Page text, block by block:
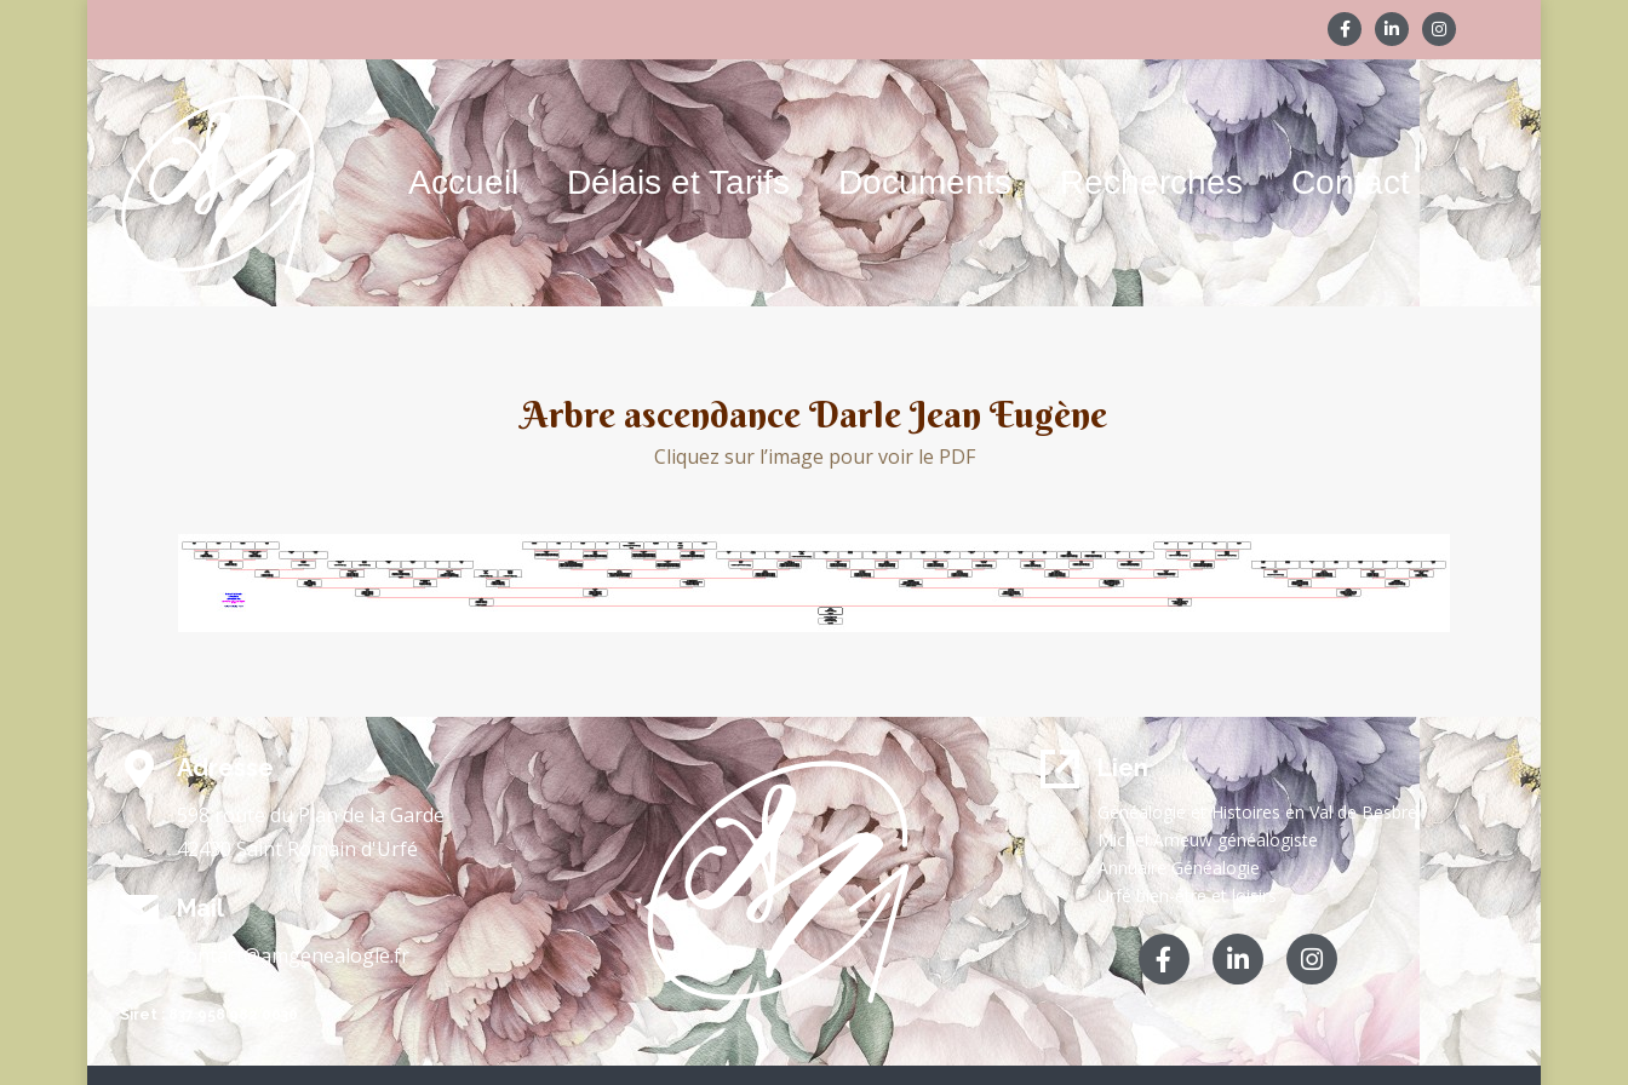
Accueil Délais et Tarifs Documents Recherches Contact
Arbre ascendance Darle Jean Eugène
Cliquez sur l’image pour voir le PDF
Adresse
598 route du Plan de la Garde
42430 Saint Romain d'Urfé
Mail
contact@amgenealogie.fr
Siret : 837 958 982 0030
Lien
Généalogie et Histoires en Val de Besbre
Michel Ameuw généalogiste
Annuaire Généalogie
Urfé bien-être et loisirs